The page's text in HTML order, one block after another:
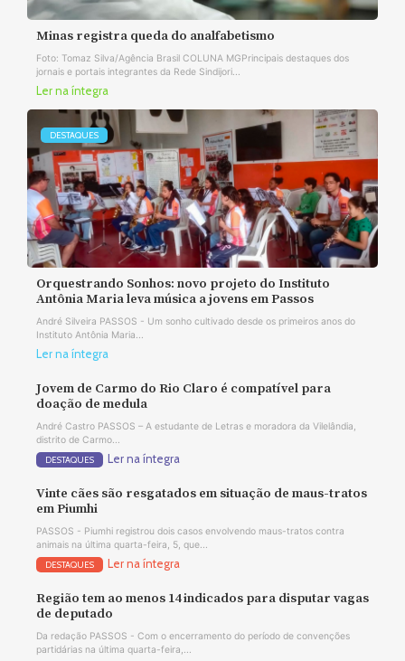
Minas registra queda do analfabetismo
Foto: Tomaz Silva/Agência Brasil COLUNA MGPrincipais destaques dos
jornais e portais integrantes da Rede Sindijori...
Ler na íntegra
DESTAQUES
Orquestrando Sonhos: novo projeto do Instituto
Antônia Maria leva música a jovens em Passos
André Silveira PASSOS - Um sonho cultivado desde os primeiros anos do
Instituto Antônia Maria...
Ler na íntegra
Jovem de Carmo do Rio Claro é compatível para
doação de medula
André Castro PASSOS – A estudante de Letras e moradora da Vilelândia,
distrito de Carmo...
DESTAQUES Ler na íntegra
Vinte cães são resgatados em situação de maus-tratos
em Piumhi
PASSOS - Piumhi registrou dois casos envolvendo maus-tratos contra
animais na última quarta-feira, 5, que...
DESTAQUES Ler na íntegra
Região tem ao menos 14 indicados para disputar vagas
de deputado
Da redação PASSOS - Com o encerramento do período de convenções
partidárias na última quarta-feira,...